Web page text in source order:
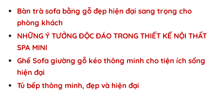
Bàn trà sofa bằng gỗ đẹp hiện đại sang trọng cho
phòng khách
NHỮNG Ý TƯỞNG ĐỘC ĐÁO TRONG THIẾT KẾ NỘI THẤT
SPA MINI
Ghế Sofa giường gỗ kéo thông minh cho tiện ích sống
hiện đại
Tủ bếp thông minh, đẹp và hiện đại